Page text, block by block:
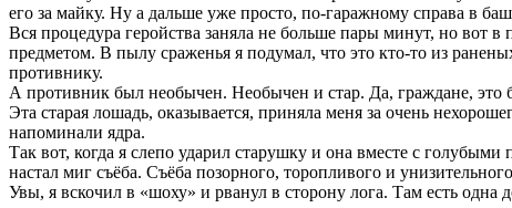
его за майку. Ну а дальше уже просто, по-гаражному справа в
Вся процедура геройства заняла не больше пары минут, но вот
предметом. В пылу сраженья я подумал, что это кто-то из
противнику.
А противник был необычен. Необычен и стар. Да, граждане, это
Эта старая лошадь, оказывается, приняла меня за очень
напоминали ядра.
Так вот, когда я слепо ударил старушку и она вместе с
настал миг съёба. Съёба позорного, торопливого и
Увы, я вскочил в «шоху» и рванул в сторону лога. Там есть